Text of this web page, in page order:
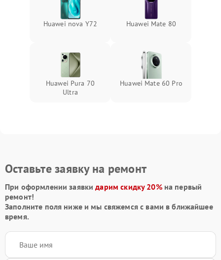
Huawei nova Y72 Huawei Mate 80
Huawei Pura 70
Ultra
Huawei Mate 60 Pro
Оставьте заявку на ремонт
При оформлении заявкидарим скидку 20%на первый
ремонт!
Заполните поля ниже и мы свяжемся с вами в ближайшее
время.